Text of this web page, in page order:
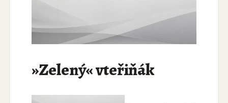
»Zelený« vteřiňák